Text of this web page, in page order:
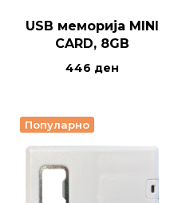
USB меморија MINI
CARD, 8GB
446 ден
Популарно